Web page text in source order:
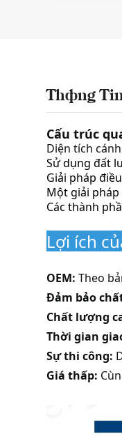
Thông
Cấu trúc
Diện tích
Sử dụng đất
Giải pháp
Một giải
Các thành
Lợi ích
OEM:Theo
Đảm bảo
Chất lượng
Thời gian
Sự thi công:
Giá thấp: